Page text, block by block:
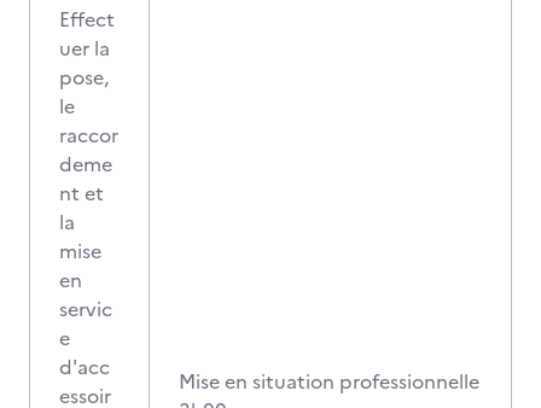
Effect
uer la
pose,
le
raccor
deme
nt et
la
mise
en
servic
e
d'acc
essoir
Mise en situation professionnelle